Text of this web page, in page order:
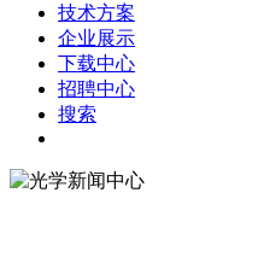
技术方案
企业展示
下载中心
招聘中心
搜索